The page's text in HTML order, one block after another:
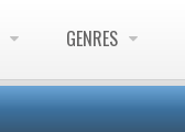
GENRES